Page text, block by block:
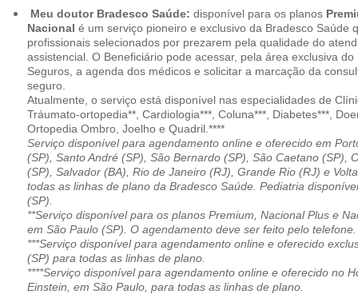
Meu doutor Bradesco Saúde: disponível para os planos
Nacional é um serviço pioneiro e exclusivo da Bradesco Saúde
profissionais selecionados por prezarem pela qualidade do
assistencial. O Beneficiário pode acessar, pela área exclusiva
Seguros, a agenda dos médicos e solicitar a marcação da
seguro.
Atualmente, o serviço está disponível nas especialidades de
Tráumato-ortopedia**, Cardiologia***, Coluna***, Diabetes***,
Ortopedia Ombro, Joelho e Quadril.****
Serviço disponível para agendamento online e oferecido em
(SP), Santo André (SP), São Bernardo (SP), São Caetano (SP),
(SP), Salvador (BA), Rio de Janeiro (RJ), Grande Rio (RJ) e
todas as linhas de plano da Bradesco Saúde. Pediatria
(SP).
**Serviço disponível para os planos Premium, Nacional Plus e
em São Paulo (SP). O agendamento deve ser feito pelo telefone.
***Serviço disponível para agendamento online e oferecido
(SP) para todas as linhas de plano.
****Serviço disponível para agendamento online e oferecido no
Einstein, em São Paulo, para todas as linhas de plano.